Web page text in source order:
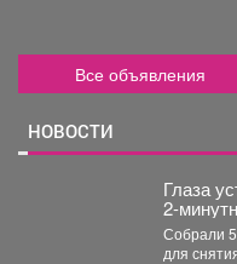
Все объявления
НОВОСТИ
Глаза
2-
Собрали
для